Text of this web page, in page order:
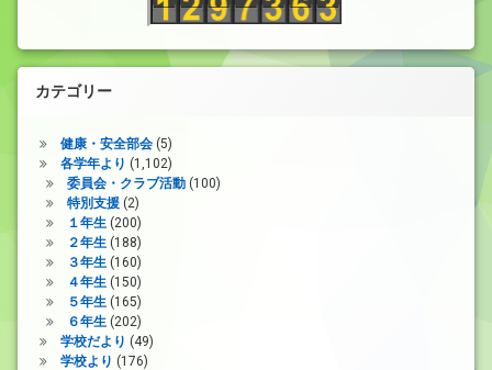
カテゴリー
健康・安全部会(5)
各学年より (1,102)
委員会・クラブ活動(100)
特別支援(2)
１年生(200)
２年生(188)
３年生(160)
４年生(150)
５年生(165)
６年生(202)
学校だより (49)
学校より (176)